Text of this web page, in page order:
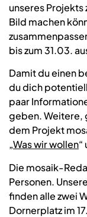
unseres Projekts
Bild machen
bis zum 31.03.
Damit du einen
du dich
paar
geben. Weitere,
dem Projekt
„Was wir wollen“
Die mosaik-
Personen.
finden alle zwei
Dornerplatz im